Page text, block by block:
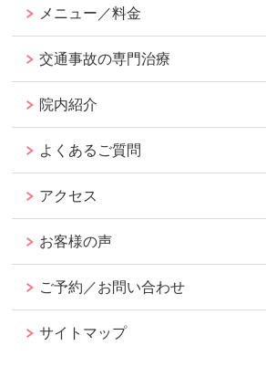
メニュー／料金
交通事故の専門治療
院内紹介
よくあるご質問
アクセス
お客様の声
ご予約／お問い合わせ
サイトマップ